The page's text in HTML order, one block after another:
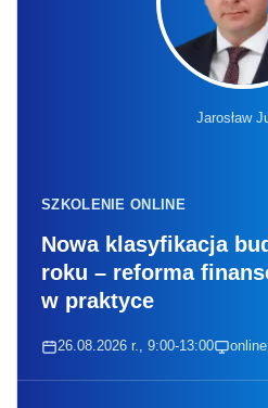
Jarosław
SZKOLENIE ONLINE
Nowa klasyfikacja
roku – reforma
w praktyce
26.08.2026 r., 9:00-13:00